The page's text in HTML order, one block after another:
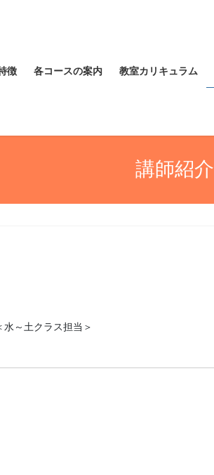
徴 各コースの案内 教室カリキュラム
講師紹介
～土クラス担当＞